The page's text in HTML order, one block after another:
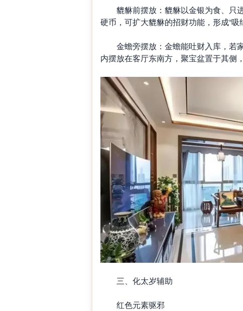
貔貅前摆放：貔貅以金银为食、只
硬币，可扩大貔貅的招财功能，形成“吸
金蟾旁摆放：金蟾能吐财入库，若
内摆放在客厅东南方，聚宝盆置于其侧
三、化太岁辅助
红色元素驱邪